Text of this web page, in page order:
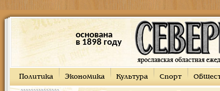
основана
в 1898 году
Политика Экономика Культура Спорт